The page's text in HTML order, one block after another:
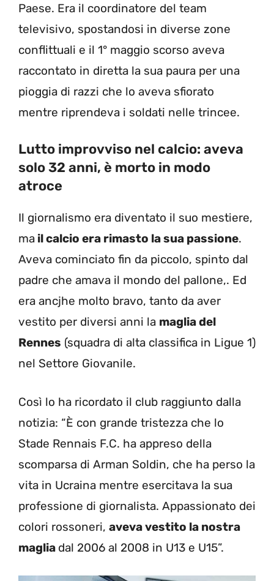
Paese. Era il coordinatore del team
televisivo, spostandosi in diverse zone
conflittuali e il 1° maggio scorso aveva
raccontato in diretta la sua paura per una
pioggia di razzi che lo aveva sfiorato
mentre riprendeva i soldati nelle trincee.
Lutto improvviso nel calcio: aveva
solo 32 anni, è morto in modo
atroce
Il giornalismo era diventato il suo mestiere,
ma il calcio era rimasto la sua passione.
Aveva cominciato fin da piccolo, spinto dal
padre che amava il mondo del pallone,. Ed
era ancjhe molto bravo, tanto da aver
vestito per diversi anni la maglia del
Rennes (squadra di alta classifica in Ligue 1)
nel Settore Giovanile.
Così lo ha ricordato il club raggiunto dalla
notizia: “È con grande tristezza che lo
Stade Rennais F.C. ha appreso della
scomparsa di Arman Soldin, che ha perso la
vita in Ucraina mentre esercitava la sua
professione di giornalista. Appassionato dei
colori rossoneri, aveva vestito la nostra
maglia dal 2006 al 2008 in U13 e U15”.